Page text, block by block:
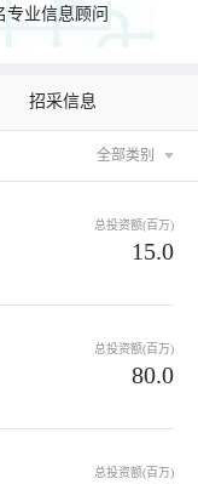
专业信息顾问
招采信息
全部类别
总投资额(百万)
15.0
总投资额(百万)
80.0
总投资额(百万)